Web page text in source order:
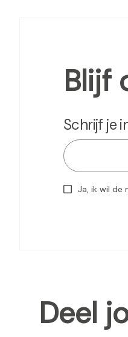
Blijf
Schrijf je
Ja, ik wil de
Deel